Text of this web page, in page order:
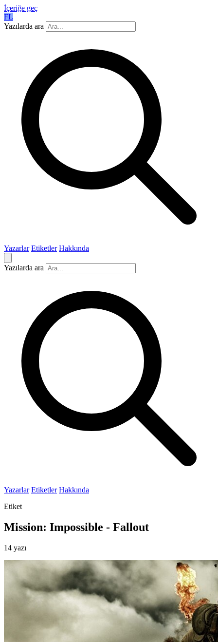
İçeriğe geç
FL
Yazılarda ara
Yazarlar Etiketler Hakkında
Yazılarda ara
Yazarlar Etiketler Hakkında
Etiket
Mission: Impossible - Fallout
14 yazı